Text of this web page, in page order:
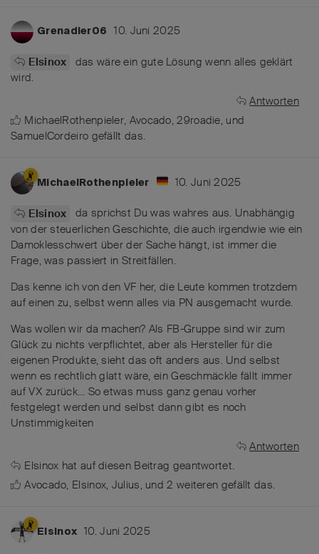
Grenadier06 10. Juni 2025
Elsinox
das wäre ein gute Lösung wenn alles geklärt
wird.
Antworten
MichaelRothenpieler, Avocado,29roadie, und
SamuelCordeiro gefällt das.
MichaelRothenpieler 10. Juni 2025
Elsinox
da sprichst Du was wahres aus. Unabhängig
von der steuerlichen Geschichte, die auch irgendwie wie ein
Damoklesschwert über der Sache hängt, ist immer die
Frage, was passiert in Streitfällen.
Das kenne ich von den VF her, die Leute kommen trotzdem
auf einen zu, selbst wenn alles via PN ausgemacht wurde.
Was wollen wir da machen? Als FB-Gruppe sind wir zum
Glück zu nichts verpflichtet, aber als Hersteller für die
eigenen Produkte, sieht das oft anders aus. Und selbst
wenn es rechtlich glatt wäre, ein Geschmäckle fällt immer
auf VX zurück… So etwas muss ganz genau vorher
festgelegt werden und selbst dann gibt es noch
Unstimmigkeiten
Antworten
Elsinox hat auf diesen Beitrag geantwortet.
Avocado, Elsinox, Julius, und2 weiteren gefällt das.
Elsinox 10. Juni 2025